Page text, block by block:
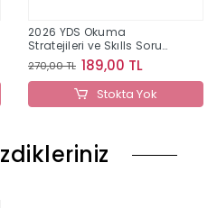
2026 YDS Okuma
Stratejileri ve Skılls Soru
Bankası Benim Hocam
Yayınları
270,00 TL 189,00 TL
Stokta Yok